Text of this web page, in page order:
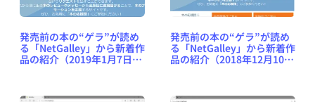
発売前の本の“ゲラ”が読め
る「NetGalley」から新着作
品の紹介（2019年1月7日
発売前の本の“ゲラ”が読め
る「NetGalley」から新着作
品の紹介（2018年12月10日